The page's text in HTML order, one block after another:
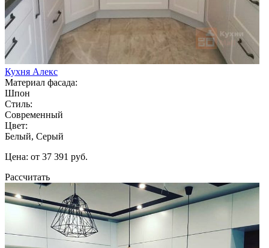
Кухня Алекс
Материал фасада:
Шпон
Стиль:
Современный
Цвет:
Белый, Серый
Цена: от 37 391 руб.
Рассчитать